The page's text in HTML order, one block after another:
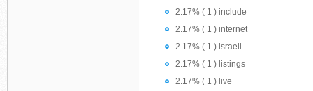
2.17% ( 1 ) include
2.17% ( 1 ) internet
2.17% ( 1 ) israeli
2.17% ( 1 ) listings
2.17% ( 1 ) live